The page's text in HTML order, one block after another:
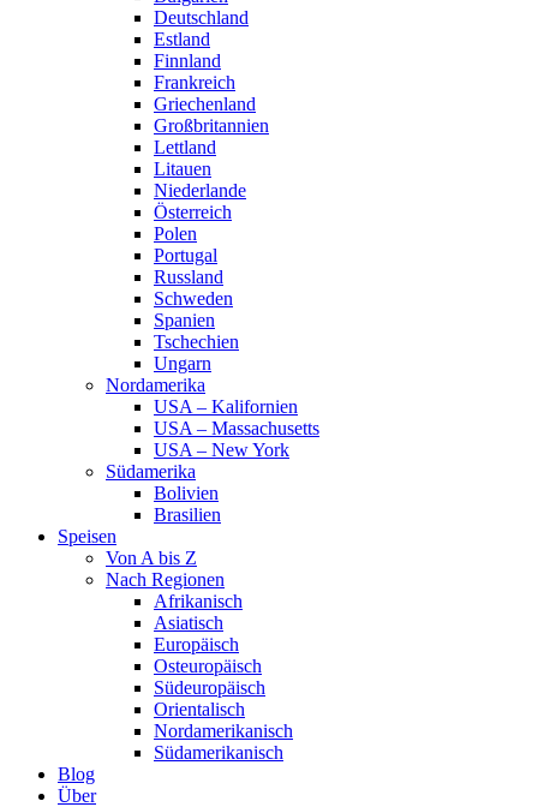
Deutschland
Estland
Finnland
Frankreich
Griechenland
Großbritannien
Lettland
Litauen
Niederlande
Österreich
Polen
Portugal
Russland
Schweden
Spanien
Tschechien
Ungarn
Nordamerika
USA – Kalifornien
USA – Massachusetts
USA – New York
Südamerika
Bolivien
Brasilien
Speisen
Von A bis Z
Nach Regionen
Afrikanisch
Asiatisch
Europäisch
Osteuropäisch
Südeuropäisch
Orientalisch
Nordamerikanisch
Südamerikanisch
Blog
Über